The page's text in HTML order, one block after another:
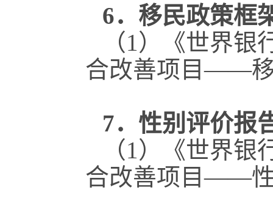
6．移民政策框
（1）《世界
合改善项目——
7．性别评价报
（1）《世界
合改善项目——